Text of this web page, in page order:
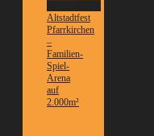
Altstadtfest
Pfarrkirchen
–
Familien-
Spiel-
Arena
auf
2.000m²